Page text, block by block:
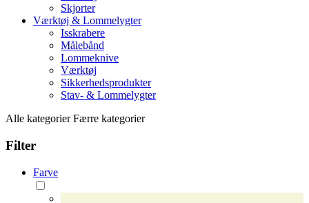
Skjorter
Værktøj & Lommelygter
Isskrabere
Målebånd
Lommeknive
Værktøj
Sikkerhedsprodukter
Stav- & Lommelygter
Alle kategorier Færre kategorier
Filter
Farve